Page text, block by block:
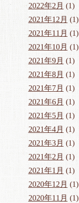
2022年2月 (1)
2021年12月 (1)
2021年11月 (1)
2021年10月 (1)
2021年9月 (1)
2021年8月 (1)
2021年7月 (1)
2021年6月 (1)
2021年5月 (1)
2021年4月 (1)
2021年3月 (1)
2021年2月 (1)
2021年1月 (1)
2020年12月 (1)
2020年11月 (1)